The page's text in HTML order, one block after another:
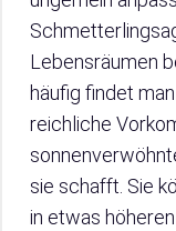
Lebensräumen
häufig findet
reichliche
sie schafft. Sie
in etwas